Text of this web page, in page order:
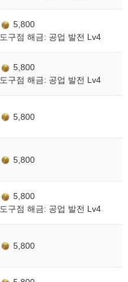
5,800
도구점 해금: 공업 발전 Lv4
5,800
도구점 해금: 공업 발전 Lv4
5,800
5,800
5,800
도구점 해금: 공업 발전 Lv4
5,800